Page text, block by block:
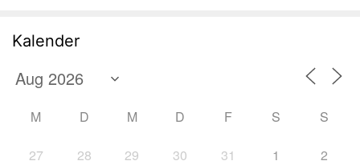
Kalender
M D M D F S S
27 28 29 30 31 1 2